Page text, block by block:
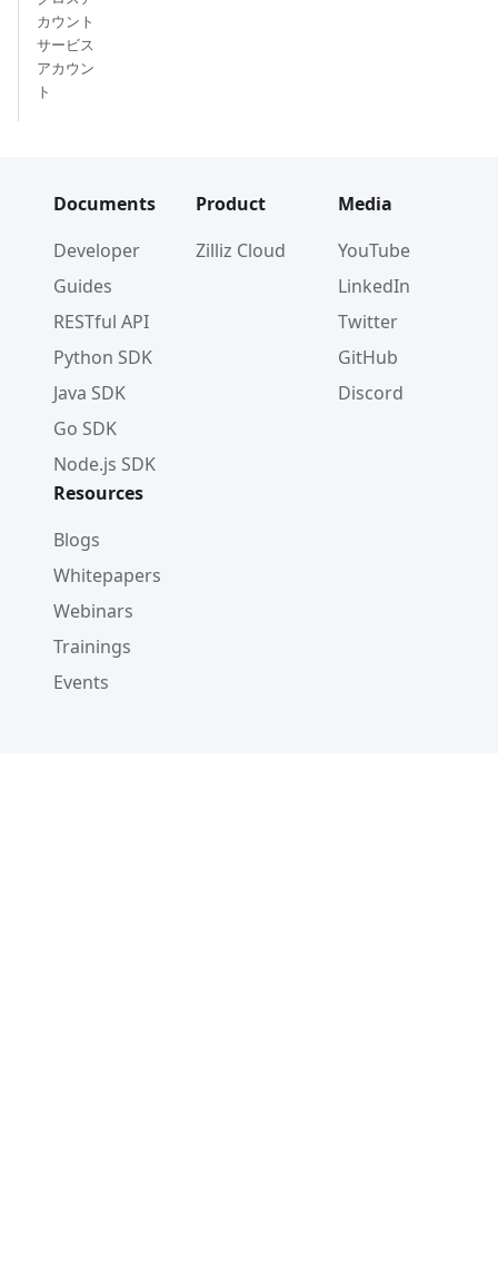
カウント
サービス
アカウン
ト
Documents
Developer
Guides
RESTful API
Python SDK
Java SDK
Go SDK
Node.js SDK
Product
Zilliz Cloud
Media
YouTube
LinkedIn
Twitter
GitHub
Discord
Resources
Blogs
Whitepapers
Webinars
Trainings
Events